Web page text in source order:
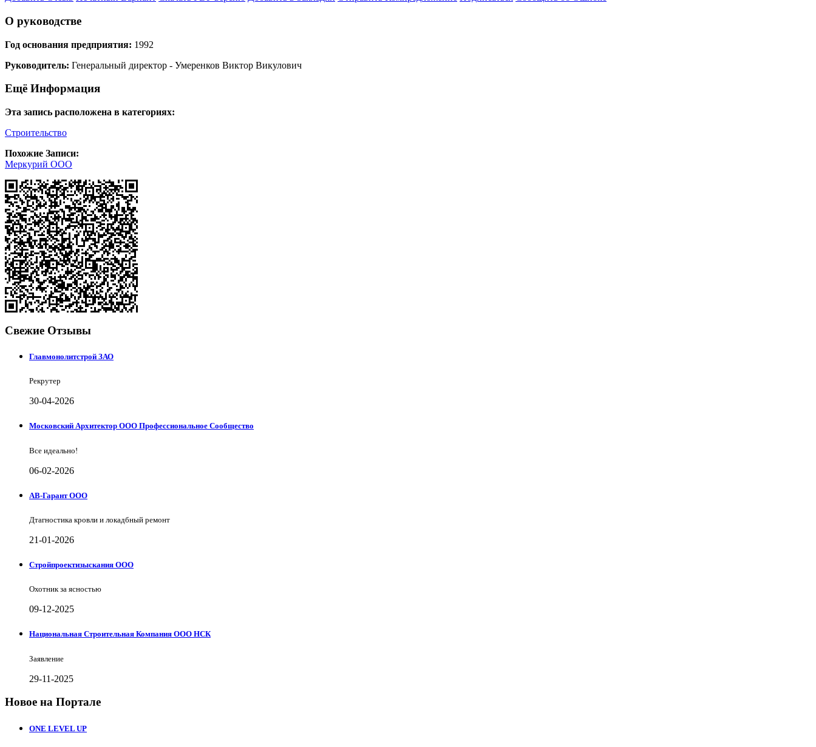
О руководстве
Год основания предприятия: 1992
Руководитель: Генеральный директор - Умеренков Виктор Викулович
Ещё Информация
Эта запись расположена в категориях:
Строительство
Похожие Записи:
Меркурий ООО
Свежие Отзывы
Главмонолитстрой ЗАО
Рекрутер
30-04-2026
Московский Архитектор ООО Профессиональное Сообщество
Все идеально!
06-02-2026
АВ-Гарант ООО
Дтагностика кровли и локадбный ремонт
21-01-2026
Стройпроектизыскания ООО
Охотник за ясностью
09-12-2025
Национальная Строительная Компания ООО НСК
Заявление
29-11-2025
Новое на Портале
ONE LEVEL UP